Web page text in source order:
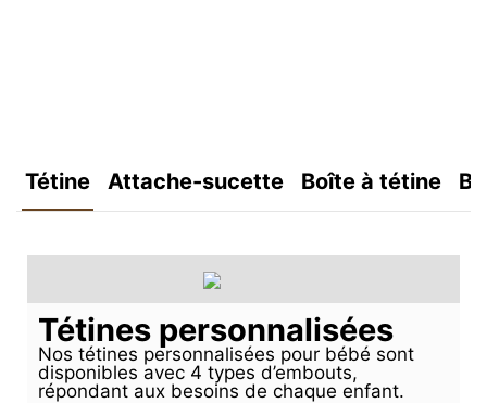
Tétine Attache-sucette Boîte à tétine
Tétines personnalisées
Nos tétines personnalisées pour bébé sont
disponibles avec 4 types d’embouts,
répondant aux besoins de chaque enfant.